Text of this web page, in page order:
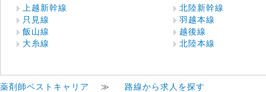
上越新幹線
北陸新幹線
只見線
羽越本線
飯山線
越後線
大糸線
北陸本線
薬剤師ベストキャリア ≫ 路線から求人を探す